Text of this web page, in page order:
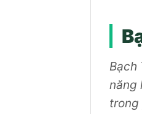
Bạch
năng
trong